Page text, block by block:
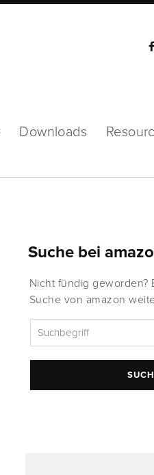
Downloads
Suche bei
Nicht fündig geworden?
Suche von amazon